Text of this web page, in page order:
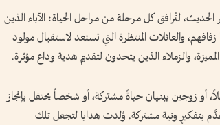
لتُرافق كل مرحلة من مراحل الحياة: الآباء الذين
والعائلات المنتظرة التي تستعد لاستقبال مولود
والزملاء الذين يتحدون لتقديم هدية وداع مؤثرة.
أو زوجين يبنيان حياةً مشتركة، أو شخصاً يحتفل بإنجاز
بتفكيرٍ ونية مشتركة. وُلدت هدايا لتجعل تلك